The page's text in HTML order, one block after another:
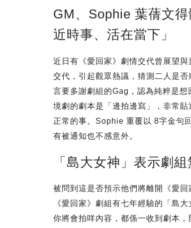
GM、Sophie 葉蒨文
近時事、活在當下」
近日有《愛回家》劇情交代曾展望
交代，引起觀眾熱議，猜測二人是
言要多謝劇組的Gag，認為純粹是
境劇的劇本是「邊拍邊寫」，非常
正常的事。Sophie 重覆以 8字金句
有被通知也不感意外。
「島大女神」表示劇
被問到這是否預示他們將離開《愛
《愛回家》劇組有七年經驗的「島
你將會拍咩內容，都係一收到劇本